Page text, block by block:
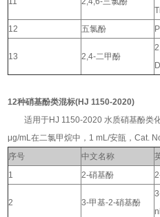
12 五氯酚
13 2,4-二甲酚
12种硝基酚类混标(HJ 1150-2020)
适用于HJ 1150-2020 水质硝基酚类
μg/mL在二氯甲烷中，1 mL/安瓿，Cat.
序号
中文名称
1
2-硝基酚
2 3-甲基-2-硝基酚